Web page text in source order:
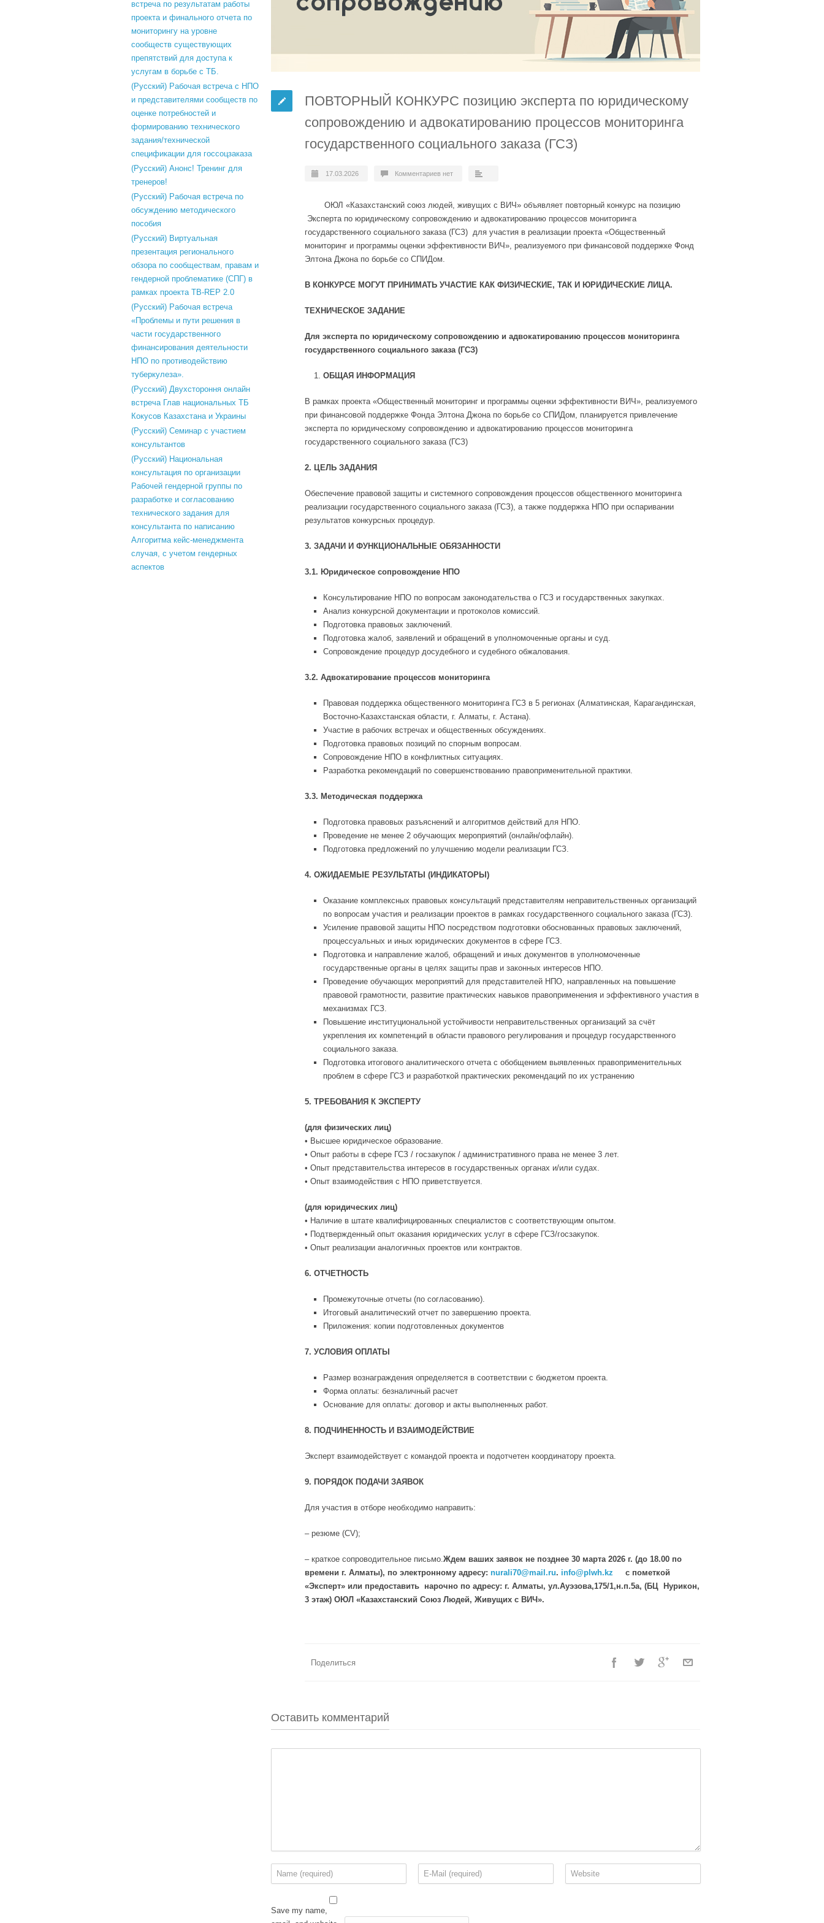
ПОВТОРНЫЙ КОНКУРС позицию эксперта по юридическому
сопровождению и адвокатированию процессов мониторинга
государственного социального заказа (ГСЗ)
17.03.2026 Комментариев нет
ОЮЛ «Казахстанский союз людей, живущих с ВИЧ» объявляет повторный конкурс на позицию
Эксперта по юридическому сопровождению и адвокатированию процессов мониторинга
государственного социального заказа (ГСЗ) для участия в реализации проекта «Общественный
мониторинг и программы оценки эффективности ВИЧ», реализуемого при финансовой поддержке Фонд
Элтона Джона по борьбе со СПИДом.
В КОНКУРСЕ МОГУТ ПРИНИМАТЬ УЧАСТИЕ КАК ФИЗИЧЕСКИЕ, ТАК И ЮРИДИЧЕСКИЕ ЛИЦА.
ТЕХНИЧЕСКОЕ ЗАДАНИЕ
Для эксперта по юридическому сопровождению и адвокатированию процессов мониторинга
государственного социального заказа (ГСЗ)
ОБЩАЯ ИНФОРМАЦИЯ
В рамках проекта «Общественный мониторинг и программы оценки эффективности ВИЧ», реализуемого
при финансовой поддержке Фонда Элтона Джона по борьбе со СПИДом, планируется привлечение
эксперта по юридическому сопровождению и адвокатированию процессов мониторинга
государственного социального заказа (ГСЗ)
2. ЦЕЛЬ ЗАДАНИЯ
Обеспечение правовой защиты и системного сопровождения процессов общественного мониторинга
реализации государственного социального заказа (ГСЗ), а также поддержка НПО при оспаривании
результатов конкурсных процедур.
3. ЗАДАЧИ И ФУНКЦИОНАЛЬНЫЕ ОБЯЗАННОСТИ
3.1. Юридическое сопровождение НПО
Консультирование НПО по вопросам законодательства о ГСЗ и государственных закупках.
Анализ конкурсной документации и протоколов комиссий.
Подготовка правовых заключений.
Подготовка жалоб, заявлений и обращений в уполномоченные органы и суд.
Сопровождение процедур досудебного и судебного обжалования.
3.2. Адвокатирование процессов мониторинга
Правовая поддержка общественного мониторинга ГСЗ в 5 регионах (Алматинская, Карагандинская,
Восточно-Казахстанская области, г. Алматы, г. Астана).
Участие в рабочих встречах и общественных обсуждениях.
Подготовка правовых позиций по спорным вопросам.
Сопровождение НПО в конфликтных ситуациях.
Разработка рекомендаций по совершенствованию правоприменительной практики.
3.3. Методическая поддержка
Подготовка правовых разъяснений и алгоритмов действий для НПО.
Проведение не менее 2 обучающих мероприятий (онлайн/офлайн).
Подготовка предложений по улучшению модели реализации ГСЗ.
4. ОЖИДАЕМЫЕ РЕЗУЛЬТАТЫ (ИНДИКАТОРЫ)
Оказание комплексных правовых консультаций представителям неправительственных организаций
по вопросам участия и реализации проектов в рамках государственного социального заказа (ГСЗ).
Усиление правовой защиты НПО посредством подготовки обоснованных правовых заключений,
процессуальных и иных юридических документов в сфере ГСЗ.
Подготовка и направление жалоб, обращений и иных документов в уполномоченные
государственные органы в целях защиты прав и законных интересов НПО.
Проведение обучающих мероприятий для представителей НПО, направленных на повышение
правовой грамотности, развитие практических навыков правоприменения и эффективного участия в
механизмах ГСЗ.
Повышение институциональной устойчивости неправительственных организаций за счёт
укрепления их компетенций в области правового регулирования и процедур государственного
социального заказа.
Подготовка итогового аналитического отчета с обобщением выявленных правоприменительных
проблем в сфере ГСЗ и разработкой практических рекомендаций по их устранению
5. ТРЕБОВАНИЯ К ЭКСПЕРТУ
(для физических лиц)
• Высшее юридическое образование.
• Опыт работы в сфере ГСЗ / госзакупок / административного права не менее 3 лет.
• Опыт представительства интересов в государственных органах и/или судах.
• Опыт взаимодействия с НПО приветствуется.
(для юридических лиц)
• Наличие в штате квалифицированных специалистов с соответствующим опытом.
• Подтвержденный опыт оказания юридических услуг в сфере ГСЗ/госзакупок.
• Опыт реализации аналогичных проектов или контрактов.
6. ОТЧЕТНОСТЬ
Промежуточные отчеты (по согласованию).
Итоговый аналитический отчет по завершению проекта.
Приложения: копии подготовленных документов
7. УСЛОВИЯ ОПЛАТЫ
Размер вознаграждения определяется в соответствии с бюджетом проекта.
Форма оплаты: безналичный расчет
Основание для оплаты: договор и акты выполненных работ.
8. ПОДЧИНЕННОСТЬ И ВЗАИМОДЕЙСТВИЕ
Эксперт взаимодействует с командой проекта и подотчетен координатору проекта.
9. ПОРЯДОК ПОДАЧИ ЗАЯВОК
Для участия в отборе необходимо направить:
– резюме (CV);
– краткое сопроводительное письмо.Ждем ваших заявок не позднее 30 марта 2026 г. (до 18.00 по
времени г. Алматы), по электронному адресу: nurali70@mail .ru. info@plwh. kz
с пометкой
«Эксперт» или предоставить нарочно по адресу: г. Алматы, ул.Ауэзова,175/1,н.п.5а, (БЦ Нурикон,
3 этаж) ОЮЛ «Казахстанский Союз Людей, Живущих с ВИЧ».
Поделиться
Оставить комментарий
Save my name,
встреча по результатам работы
проекта и финального отчета по
мониторингу на уровне
сообществ существующих
препятствий для доступа к
услугам в борьбе с ТБ.
(Русский) Рабочая встреча с НПО
и представителями сообществ по
оценке потребностей и
формированию технического
задания/технической
спецификации для госсоцзаказа
(Русский) Анонс! Тренинг для
тренеров!
(Русский) Рабочая встреча по
обсуждению методического
пособия
(Русский) Виртуальная
презентация регионального
обзора по сообществам, правам и
гендерной проблематике (СПГ) в
рамках проекта TB-REP 2.0
(Русский) Рабочая встреча
«Проблемы и пути решения в
части государственного
финансирования деятельности
НПО по противодействию
туберкулеза».
(Русский) Двухстороння онлайн
встреча Глав национальных ТБ
Кокусов Казахстана и Украины
(Русский) Семинар с участием
консультантов
(Русский) Национальная
консультация по организации
Рабочей гендерной группы по
разработке и согласованию
технического задания для
консультанта по написанию
Алгоритма кейс-менеджмента
случая, с учетом гендерных
аспектов